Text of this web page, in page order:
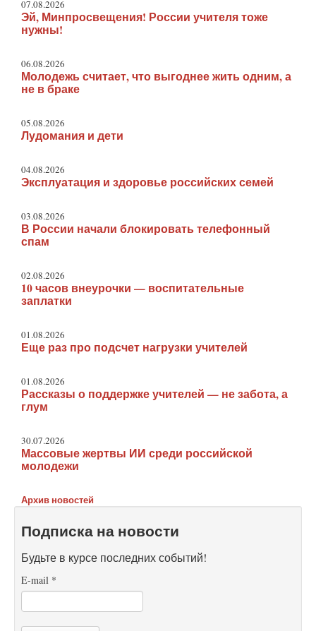
07.08.2026
Эй, Минпросвещения! России учителя тоже
нужны!
06.08.2026
Молодежь считает, что выгоднее жить одним, а
не в браке
05.08.2026
Лудомания и дети
04.08.2026
Эксплуатация и здоровье российских семей
03.08.2026
В России начали блокировать телефонный
спам
02.08.2026
10 часов внеурочки — воспитательные
заплатки
01.08.2026
Еще раз про подсчет нагрузки учителей
01.08.2026
Рассказы о поддержке учителей — не забота, а
глум
30.07.2026
Массовые жертвы ИИ среди российской
молодежи
Архив новостей
Подписка на новости
Будьте в курсе последних событий!
E-mail *